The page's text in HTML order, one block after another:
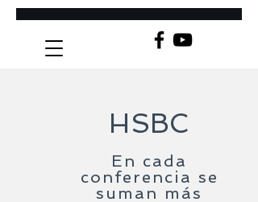
HSBC
En cada
conferencia se
suman más